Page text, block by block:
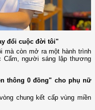
đổi cuộc đời tôi"
mà còn mở ra một hành trình
Cẩm, người sáng lập thương
thông 0 đồng" cho phụ nữ
chung kết cấp vùng miền